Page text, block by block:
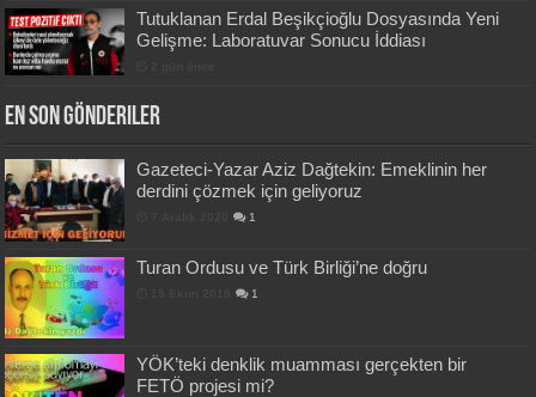
Tutuklanan Erdal Beşikçioğlu Dosyasında Yeni
Gelişme: Laboratuvar Sonucu İddiası
En Son Gönderiler
Gazeteci-Yazar Aziz Dağtekin: Emeklinin her
derdini çözmek için geliyoruz
1
Turan Ordusu ve Türk Birliği’ne doğru
1
YÖK’teki denklik muamması gerçekten bir
FETÖ projesi mi?